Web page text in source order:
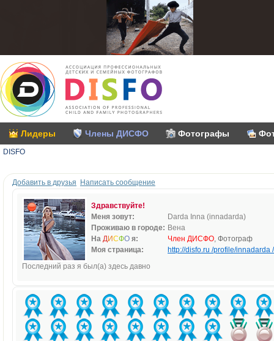
Лидеры Члены ДИСФО Фотографы
DISFO
Добавить в друзья Написать сообщение
Здравствуйте!
Меня зовут:
Darda Inna (innadarda)
Проживаю в городе: Вена
На ДИСФО я: Член ДИСФО, Фотограф
Моя страница:
http://disfo.ru /profile/innadarda /
Последний раз я был(а) здесь давно